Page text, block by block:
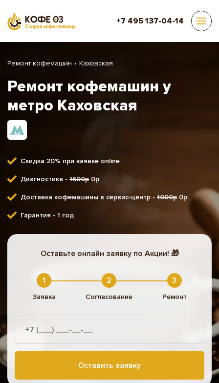
+7 495 137-04-14
Ремонт кофемашин Каховская
Ремонт кофемашин у
метро Каховская
Скидка 20% при заявке online
Диагностика - 1500р 0р
Доставка кофемашины в сервис-центр - 1000р 0р
Гарантия - 1 год
Оставьте онлайн заявку по Акции! 🎁
Заявка Согласование Ремонт
Оставить заявку